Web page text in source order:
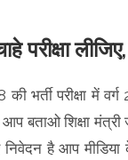
परीक्षा
की भर्ती परीक्षा में
बताओ शिक्षा मंत्री
है आप